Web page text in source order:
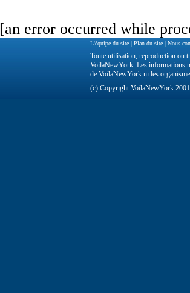
[an error occurred while
L'équipe du site | Plan du site | Nous
Toute utilisation, reproduction ou
VoilaNewYork. Les informations
de VoilaNewYork ni les
(c) Copyright VoilaNewYork